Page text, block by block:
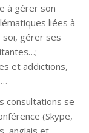
à gérer son
liées à
soi, gérer ses
et addictions,
consultations se
(Skype,
anglais et